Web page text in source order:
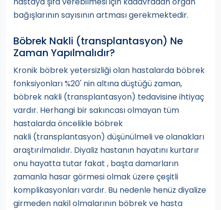
bağışlarının sayısının artması gerekmektedir.
Böbrek Nakli (transplantasyon) Ne
Zaman Yapılmalıdır?
Kronik böbrek yetersizliği olan hastalarda böbrek
fonksiyonları %20' nin altına düştüğü zaman,
böbrek nakli (transplantasyon) tedavisine ihtiyaç
vardır. Herhangi bir sakıncası olmayan tüm
hastalarda öncelikle böbrek
nakli (transplantasyon) düşünülmeli ve olanakları
araştırılmalıdır. Diyaliz hastanın hayatını kurtarır
onu hayatta tutar fakat , başta damarların
zamanla hasar görmesi olmak üzere çeşitli
komplikasyonları vardır. Bu nedenle henüz diyalize
girmeden nakil olmalarının böbrek ve hasta